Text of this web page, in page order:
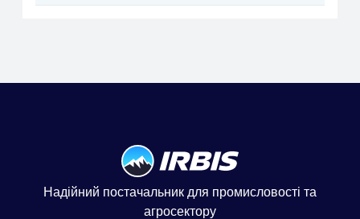
Надійний постачальник для промисловості та
агросектору